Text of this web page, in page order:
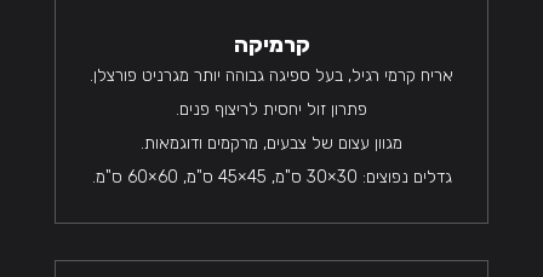
קרמיקה
אריח קרמי רגיל, בעל ספיגה גבוהה יותר מגרניט פורצלן.
פתרון זול יחסית לריצוף פנים.
מגוון עצום של צבעים, מרקמים ודוגמאות.
גדלים נפוצים: 30×30 ס"מ, 45×45 ס"מ, 60×60 ס"מ.